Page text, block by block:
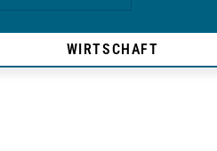
WIRTSCHAFT